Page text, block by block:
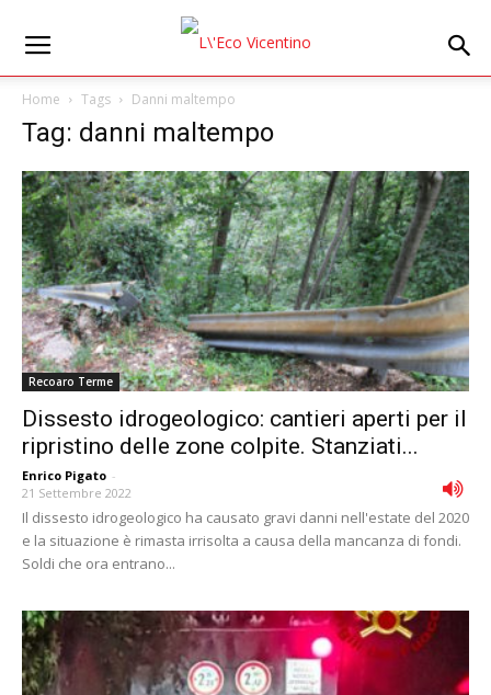
Home Tags Danni maltempo
Tag: danni maltempo
Recoaro Terme
Dissesto idrogeologico: cantieri aperti per il
ripristino delle zone colpite. Stanziati...
Enrico Pigato -
21 Settembre 2022
Il dissesto idrogeologico ha causato gravi danni nell'estate del 2020
e la situazione è rimasta irrisolta a causa della mancanza di fondi.
Soldi che ora entrano...